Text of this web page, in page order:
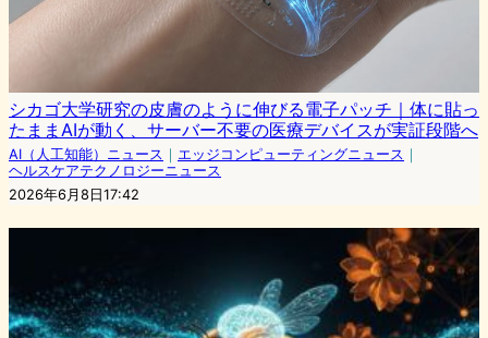
シカゴ大学研究の皮膚のように伸びる電子パッチ｜体に貼っ
たままAIが動く、サーバー不要の医療デバイスが実証段階へ
AI（人工知能）ニュース ｜ エッジコンピューティングニュース ｜
ヘルスケアテクノロジーニュース
2026年6月8日17:42